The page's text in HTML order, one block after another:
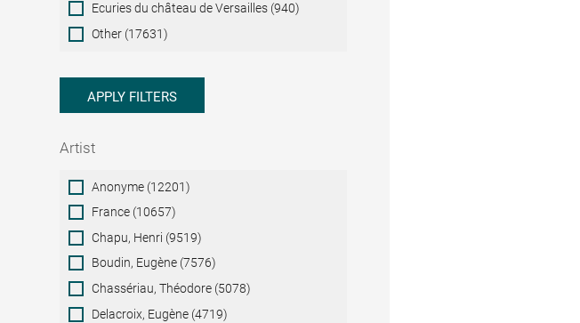
Ecuries du château de Versailles (940)
Other (17631)
APPLY FILTERS
Artist
ArtistAnonyme (12201)
France (10657)
Chapu, Henri (9519)
Boudin, Eugène (7576)
Chassériau, Théodore (5078)
Delacroix, Eugène (4719)